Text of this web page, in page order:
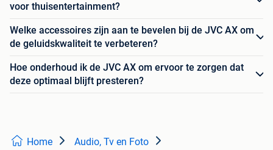
voor thuisentertainment?
Welke accessoires zijn aan te bevelen bij de JVC AX om
de geluidskwaliteit te verbeteren?
Hoe onderhoud ik de JVC AX om ervoor te zorgen dat
deze optimaal blijft presteren?
Home Audio, Tv en Foto